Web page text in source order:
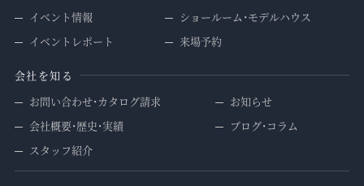
イベント情報
イベントレポート
ショールーム・モデルハウス
来場予約
会社を知る
お問い合わせ・カタログ請求
会社概要・歴史・実績
スタッフ紹介
お知らせ
ブログ・コラム